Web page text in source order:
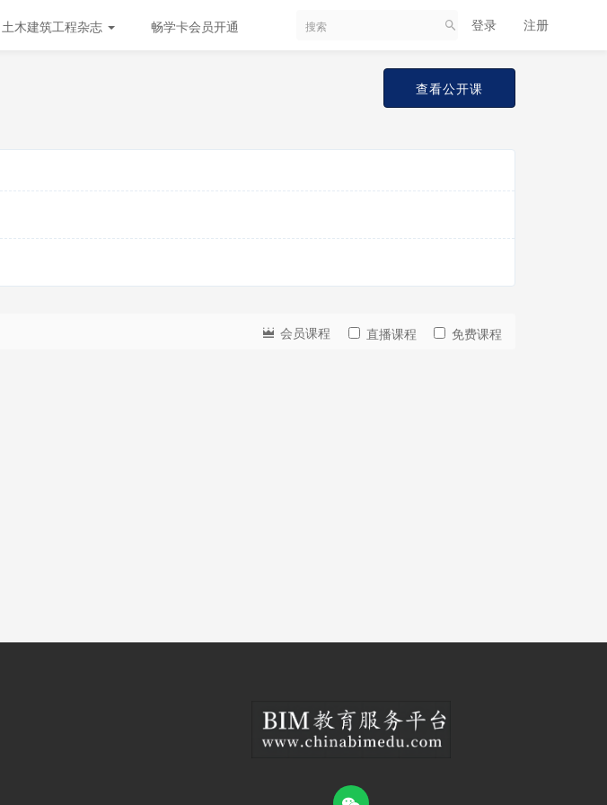
土木建筑工程杂志 畅学卡会员开通 登录 注册
查看公开课
会员课程 直播课程 免费课程